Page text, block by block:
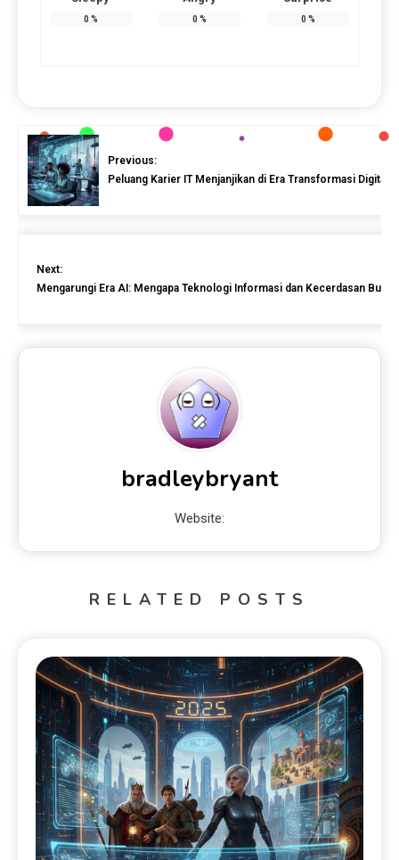
0 % 0 % 0 %
Previous:
Peluang Karier IT Menjanjikan di Era Transformasi Digital
Next:
Mengarungi Era AI: Mengapa Teknologi Informasi dan Kecerdasan
bradleybryant
Website:
RELATED POSTS